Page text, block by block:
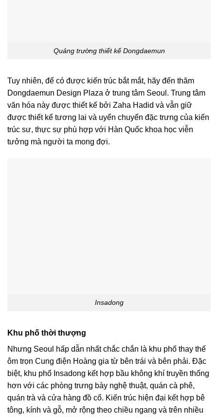
Quảng trường thiết kế Dongdaemun
Tuy nhiên, để có được kiến ​​trúc bắt mắt, hãy đến thăm
Dongdaemun Design Plaza ở trung tâm Seoul. Trung tâm
văn hóa này được thiết kế bởi Zaha Hadid và vẫn giữ
được thiết kế tương lai và uyển chuyển đặc trưng của kiến
​​trúc sư, thực sự phù hợp với Hàn Quốc khoa học viễn
tưởng mà người ta mong đợi.
Insadong
Khu phố thời thượng
Nhưng Seoul hấp dẫn nhất chắc chắn là khu phố thay thế
ôm trọn Cung điện Hoàng gia từ bên trái và bên phải. Đặc
biệt, khu phố Insadong kết hợp bầu không khí truyền thống
hơn với các phòng trưng bày nghệ thuật, quán cà phê,
quán trà và cửa hàng đồ cổ. Kiến trúc hiện đại kết hợp bê
tông, kính và gỗ, mở rộng theo chiều ngang và trên nhiều